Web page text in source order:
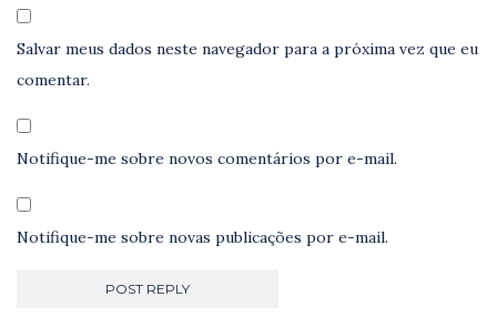
Salvar meus dados neste navegador para a próxima vez que eu
comentar.
Notifique-me sobre novos comentários por e-mail.
Notifique-me sobre novas publicações por e-mail.